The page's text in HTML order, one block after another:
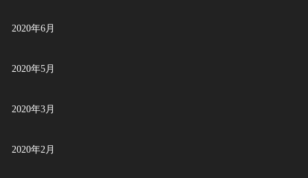
2020年6月
2020年5月
2020年3月
2020年2月